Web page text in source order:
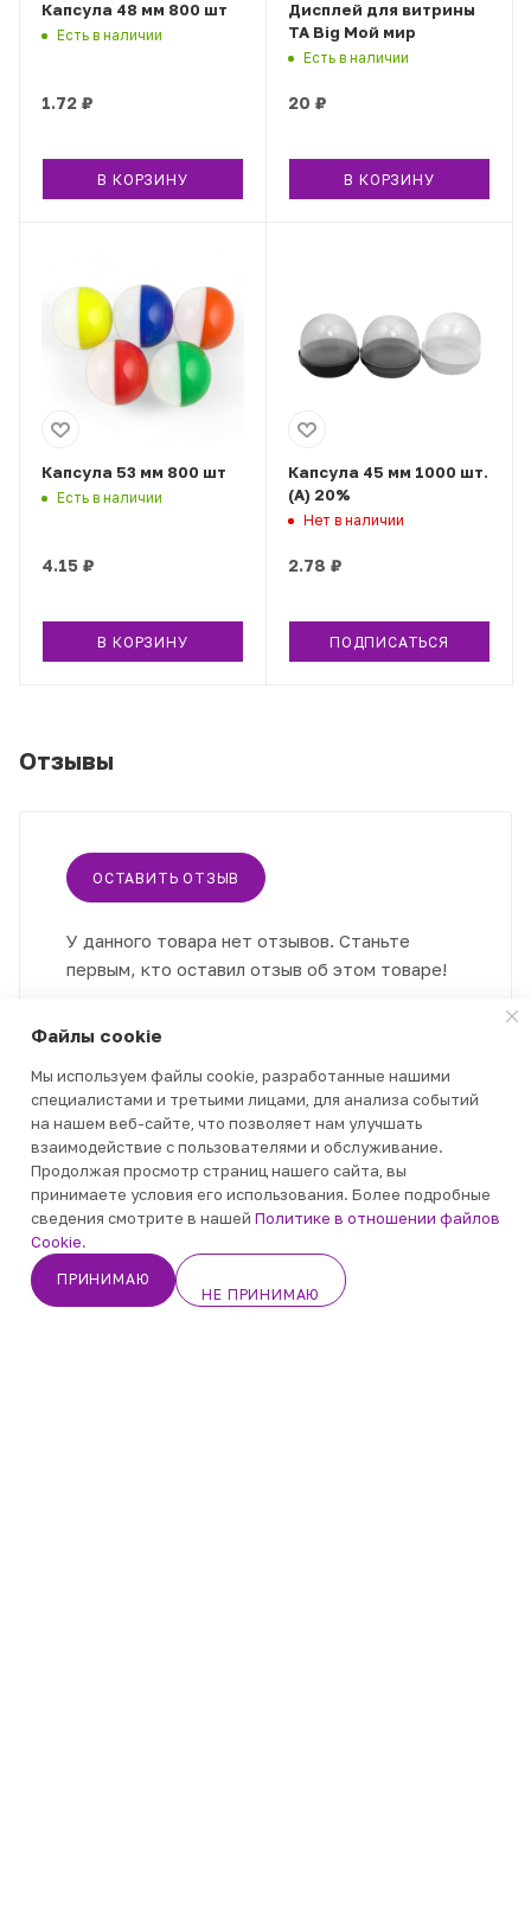
ПОДПИСАТЬСЯ
Капсула 48 мм 800 шт
Есть в наличии
1.72 ₽
В КОРЗИНУ
Дисплей для витрины
ТА Big Мой мир
Есть в наличии
20 ₽
В КОРЗИНУ
Капсула 53 мм 800 шт
Есть в наличии
4.15 ₽
В КОРЗИНУ
Капсула 45 мм 1000 шт.
(А) 20%
Нет в наличии
2.78 ₽
ПОДПИСАТЬСЯ
Отзывы
ОСТАВИТЬ ОТЗЫВ
У данного товара нет отзывов. Станьте
первым, кто оставил отзыв об этом товаре!
КАТАЛОГ
АКЦИИ
БЛОГ
Файлы cookie
Мы используем файлы cookie, разработанные нашими
специалистами и третьими лицами, для анализа событий
на нашем веб-сайте, что позволяет нам улучшать
взаимодействие с пользователями и обслуживание.
Продолжая просмотр страниц нашего сайта, вы
принимаете условия его использования. Более подробные
сведения смотрите в нашей Политике в отношении файлов
Cookie.
ПРИНИМАЮ
НЕ ПРИНИМАЮ
Кабинет
Корзина Избранные Каталог